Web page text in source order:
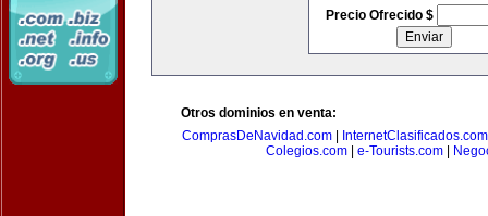
Precio Ofrecido $
Otros dominios en venta:
ComprasDeNavidad.com
InternetClasificados.com
Colegios.com| e-Tourists.com|